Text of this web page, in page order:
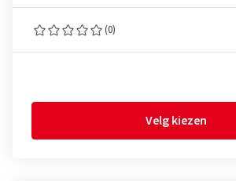
(0)
Velg kiezen